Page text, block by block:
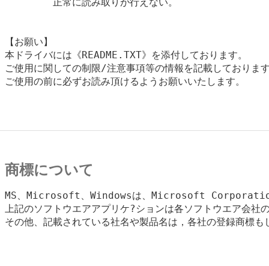
【お願い】
本ドライバには《README.TXT》を添付しております。
ご使用に関しての制限/注意事項等の情報を記載しておりま
ご使用の前に必ずお読み頂けるようお願いいたします。
商標について
MS、Microsoft、Windowsは、Microsoft Corporation
上記のソフトウエアアプリケ?ションは各ソフトウエア会社
その他、記載されている社名や製品名は，各社の登録商標も